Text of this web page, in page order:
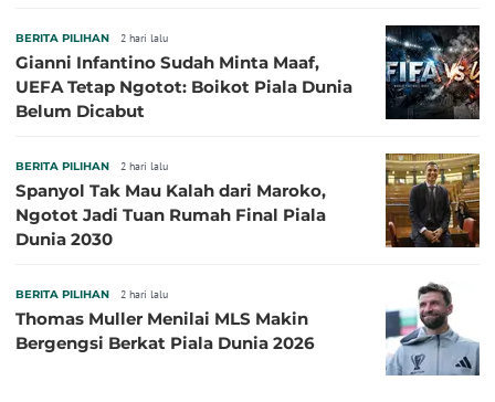
BERITA PILIHAN 2 hari lalu
Gianni Infantino Sudah Minta Maaf,
UEFA Tetap Ngotot: Boikot Piala Dunia
Belum Dicabut
BERITA PILIHAN 2 hari lalu
Spanyol Tak Mau Kalah dari Maroko,
Ngotot Jadi Tuan Rumah Final Piala
Dunia 2030
BERITA PILIHAN 2 hari lalu
Thomas Muller Menilai MLS Makin
Bergengsi Berkat Piala Dunia 2026